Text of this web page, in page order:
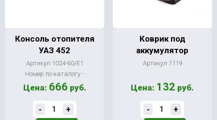
Консоль отопителя
УАЗ 452
Артикул 1024-60/Е1
Номер по каталогу -
Цена: 666 руб.
- +
Коврик под
аккумулятор
Артикул 1119
Цена: 132 руб.
- +